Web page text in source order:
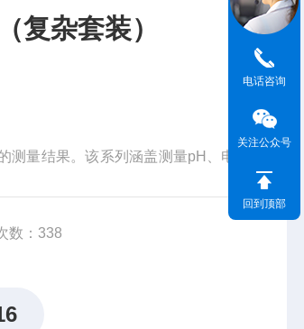
复杂套装）
测量结果。该系列涵盖测量pH、电导
数：338
电话咨询
关注公众号
回到顶部